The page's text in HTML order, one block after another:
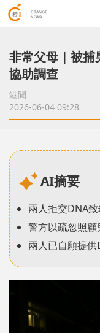
非常父母｜被
協助調查
港聞
2026-06-04 09:28
AI摘要
兩人拒交DNA致
警方以疏忽照顧
兩人已自願提供